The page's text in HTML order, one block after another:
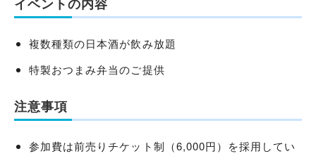
イベントの内容
複数種類の日本酒が飲み放題
特製おつまみ弁当のご提供
注意事項
参加費は前売りチケット制（6,000円）を採用してい